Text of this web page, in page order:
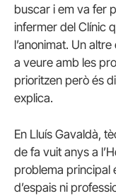
buscar i em va fer
infermer del Clínic
l’anonimat. Un
a veure amb les
prioritzen però és
explica.
En Lluís Gavaldà,
de fa vuit anys a
problema principal
d’espais ni